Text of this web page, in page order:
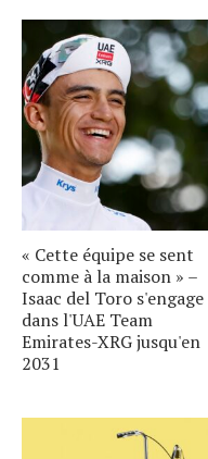
« Cette équipe se sent
comme à la maison » –
Isaac del Toro s'engage
dans l'UAE Team
Emirates-XRG jusqu'en
2031